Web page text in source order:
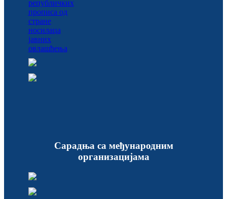
Сарадња са међународним
организацијама